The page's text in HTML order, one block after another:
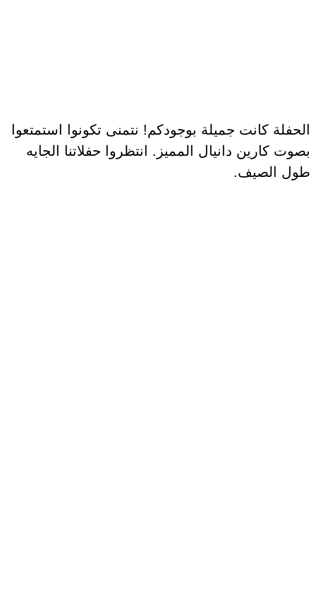
الحفلة كانت جميلة بوجودكم! نتمنى تكونوا استمتعوا
بصوت كارين دانيال المميز. انتظروا حفلاتنا الجايه
طول الصيف.